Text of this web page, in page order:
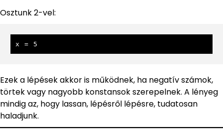
Osztunk 2-vel:
x = 5
Ezek a lépések akkor is működnek, ha negatív számok,
törtek vagy nagyobb konstansok szerepelnek. A lényeg
mindig az, hogy lassan, lépésről lépésre, tudatosan
haladjunk.